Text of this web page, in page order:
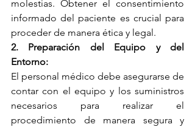
molestias. Obtener el consentimiento
informado del paciente es crucial para
proceder de manera ética y legal.
2. Preparación del Equipo y del
Entorno:
El personal médico debe asegurarse de
contar con el equipo y los suministros
necesarios para realizar el
procedimiento de manera segura y